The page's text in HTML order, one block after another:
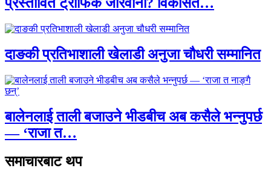
दाङकी प्रतिभाशाली खेलाडी अनुजा चौधरी सम्मानित
बालेनलाई ताली बजाउने भीडबीच अब कसैले भन्नुपर्छ
— ‘राजा त…
समाचारबाट थप